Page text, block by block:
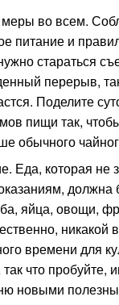
во всем.
питание и
стараться
перерыв,
Поделите
пищи так,
обычного
Еда, которая
яйца, овощи,
никакой
времени для
что пробуйте,
новыми